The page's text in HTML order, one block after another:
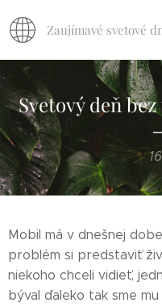
Zaujímavé svetové
Svetový deň
Mobil má v dnešnej
problém si predstaviť
niekoho chceli vidieť,
býval ďaleko tak sme